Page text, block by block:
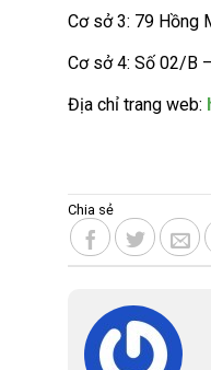
Cơ sở 3: 79 Hồng
Cơ sở 4: Số 02/B
Địa chỉ trang web:
Chia sẻ